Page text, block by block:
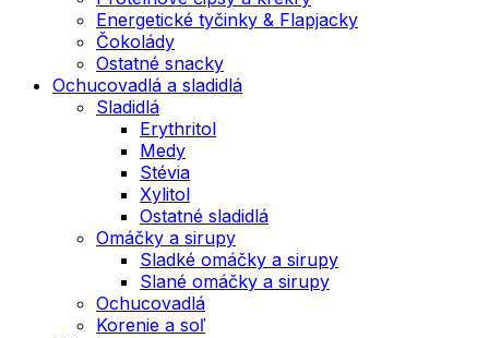
Energetické tyčinky & Flapjacky
Čokolády
Ostatné snacky
Ochucovadlá a sladidlá
Sladidlá
Erythritol
Medy
Stévia
Xylitol
Ostatné sladidlá
Omáčky a sirupy
Sladké omáčky a sirupy
Slané omáčky a sirupy
Ochucovadlá
Korenie a soľ